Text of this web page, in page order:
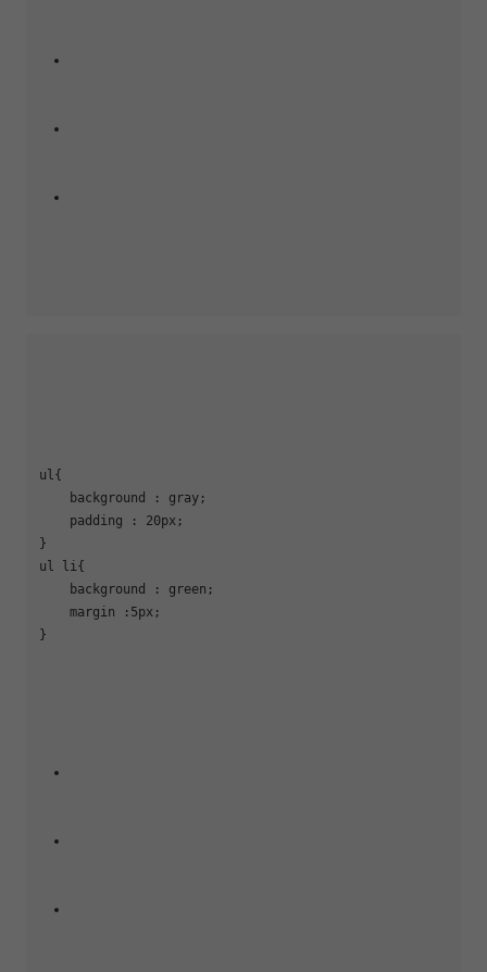
ul{
    background : gray;
    padding : 20px;
}
ul li{
    background : green;
    margin :5px;
}